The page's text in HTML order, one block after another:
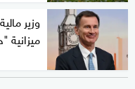
وزير
ميزانية